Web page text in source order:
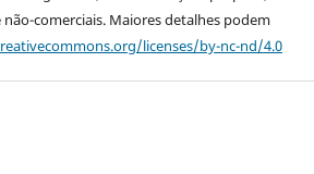
não-comerciais. Maiores detalhes podem
licenses/by-nc-nd/4.0